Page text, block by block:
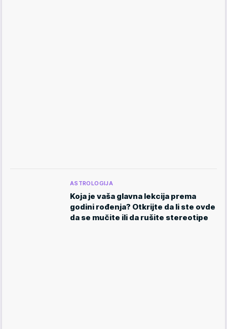
ASTROLOGIJA
Koja je vaša glavna lekcija prema
godini rođenja? Otkrijte da li ste ovde
da se mučite ili da rušite stereotipe